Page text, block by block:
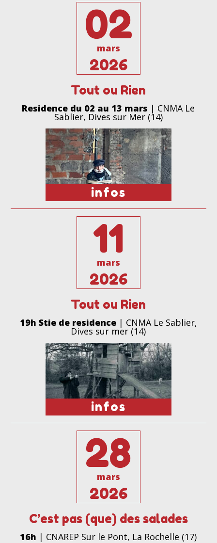
02
mars
2026
Tout ou Rien
Residence du 02 au 13 mars | CNMA Le
Sablier, Dives sur Mer (14)
infos
11
mars
2026
Tout ou Rien
19h Stie de residence | CNMA Le Sablier,
Dives sur mer (14)
infos
28
mars
2026
C’est pas (que) des salades
16h | CNAREP Sur le Pont, La Rochelle (17)